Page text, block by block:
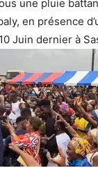
une pluie
en présence
Juin dernier à